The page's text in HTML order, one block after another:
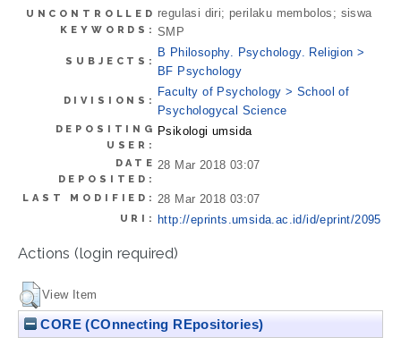
UNCONTROLLED
KEYWORDS:
regulasi diri; perilaku membolos; siswa
SMP
SUBJECTS:
B Philosophy. Psychology. Religion >
BF Psychology
DIVISIONS:
Faculty of Psychology > School of
Psychologycal Science
DEPOSITING
USER:
Psikologi umsida
DATE
DEPOSITED:
28 Mar 2018 03:07
LAST MODIFIED: 28 Mar 2018 03:07
URI: http://eprints.umsida.ac.id/id/eprint/2095
Actions (login required)
View Item
CORE (COnnecting REpositories)